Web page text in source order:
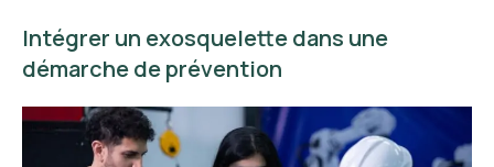
Intégrer un exosquelette dans une
démarche de prévention